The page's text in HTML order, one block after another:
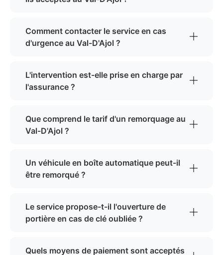
Comment contacter le service en cas
d'urgence au Val-D'Ajol ?
L'intervention est-elle prise en charge par
l'assurance ?
Que comprend le tarif d'un remorquage au
Val-D'Ajol ?
Un véhicule en boîte automatique peut-il
être remorqué ?
Le service propose-t-il l'ouverture de
portière en cas de clé oubliée ?
Quels moyens de paiement sont acceptés